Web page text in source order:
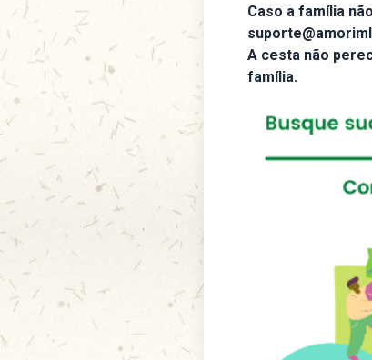
Caso a família
A cesta não
família.